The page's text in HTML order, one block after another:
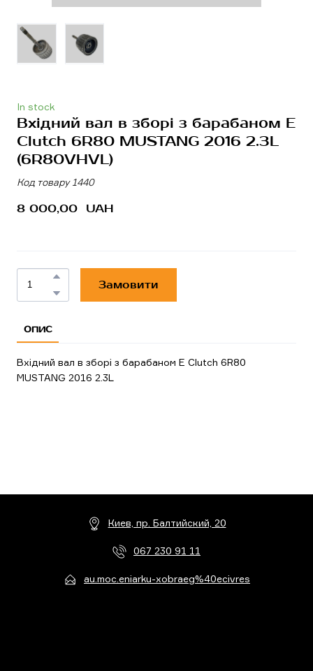
In stock
Вхідний вал в зборі з барабаном E
Clutch 6R80 MUSTANG 2016 2.3L
(6R80VHVL)
Код товару 1440
8 000,00  UAH
Замовити
ОПИС
Вхідний вал в зборі з барабаном E Clutch 6R80
MUSTANG 2016 2.3L
Киев, пр. Балтийский, 20
067 230 91 11
au.moc.eniarku-xobraeg%40ecivres